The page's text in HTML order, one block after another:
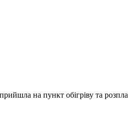
на пункт обігріву та